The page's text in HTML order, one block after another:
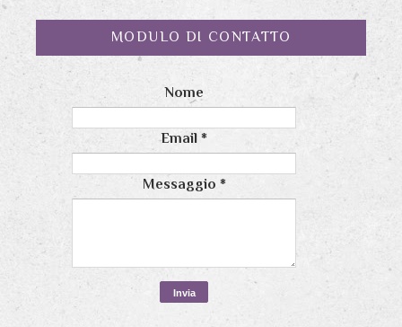
MODULO DI CONTATTO
Nome
Email*
Messaggio *